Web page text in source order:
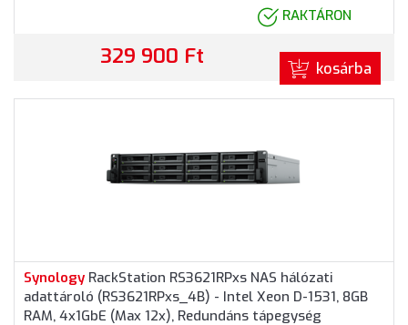
RAKTÁRON
329 900 Ft kosárba
Synology RackStation RS3621RPxs NAS hálózati
adattároló (RS3621RPxs_4B) - Intel Xeon D-1531, 8GB
RAM, 4x1GbE (Max 12x), Redundáns tápegység